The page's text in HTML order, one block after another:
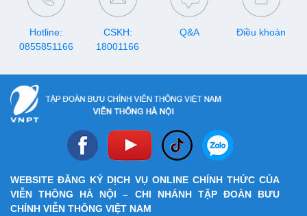
Hotline:
0855851166
CSKH:
18001166
Q&A Điều khoản
WEBSITE ĐĂNG KÝ DỊCH VỤ ONLINE CHÍNH THỨC CỦA
VIỄN THÔNG HÀ NỘI – CHI NHÁNH TẬP ĐOÀN BƯU
CHÍNH VIỄN THÔNG VIỆT NAM